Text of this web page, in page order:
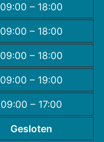
09:00 – 18:00
09:00 – 18:00
09:00 – 18:00
09:00 – 19:00
09:00 – 17:00
Gesloten